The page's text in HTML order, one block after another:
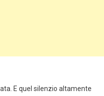
E quel silenzio altamente